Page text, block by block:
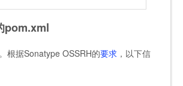
pom.xml
根据Sonatype OSSRH的要求 ，以下信